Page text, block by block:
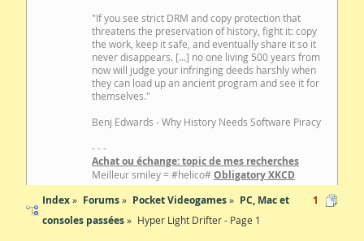
"If you see strict DRM and copy protection that
threatens the preservation of history, fight it: copy
the work, keep it safe, and eventually share it so it
never disappears. [...] no one living 500 years from
now will judge your infringing deeds harshly when
they can load up an ancient program and see it for
themselves."
Benj Edwards - Why History Needs Software Piracy
- - -
Achat ou échange: topic de mes recherches
Meilleur smiley = #helico#Obligatory XKCD
Index
Forums Pocket Videogames
PC, Mac et
consoles passées
Hyper Light Drifter - Page 1
1